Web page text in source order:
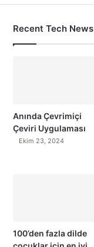
Recent Tech News
Anında Çevrimiçi
Çeviri Uygulaması
Ekim 23, 2024
100’den fazla dilde